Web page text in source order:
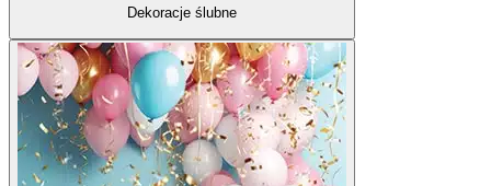
Dekoracje ślubne